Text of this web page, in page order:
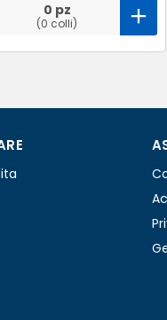
0 pz
(0 colli)